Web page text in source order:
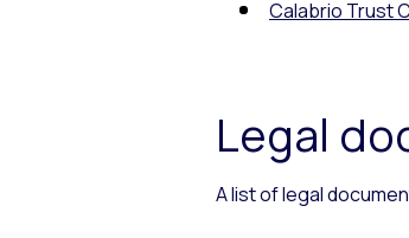
Calabrio Trust
Legal
A list of legal